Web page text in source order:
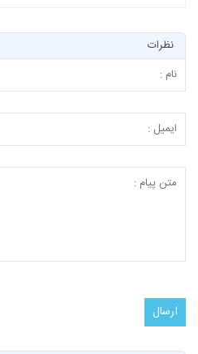
نظرات